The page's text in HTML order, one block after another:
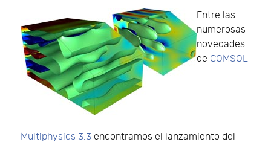
Entre las
numerosas
novedades
de COMSOL
Multiphysics 3.3 encontramos el lanzamiento del